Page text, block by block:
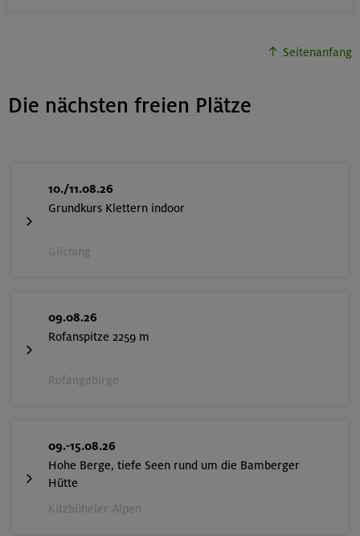
Seitenanfang
Die nächsten freien Plätze
10./11.08.26
Grundkurs Klettern indoor
Gilching
09.08.26
Rofanspitze 2259 m
Rofangebirge
09.-15.08.26
Hohe Berge, tiefe Seen rund um die Bamberger
Hütte
Kitzbüheler Alpen